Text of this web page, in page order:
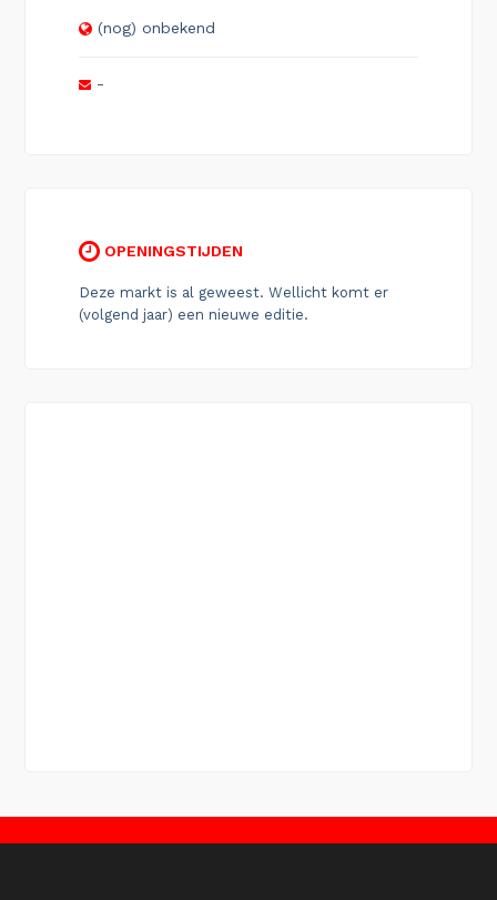
(nog) onbekend
-
OPENINGSTIJDEN
Deze markt is al geweest. Wellicht komt er
(volgend jaar) een nieuwe editie.